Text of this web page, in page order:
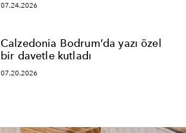
07.24.2026
Calzedonia Bodrum’da yazı özel
bir davetle kutladı
07.20.2026